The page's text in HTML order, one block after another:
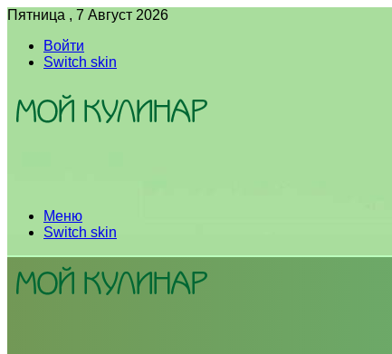
Пятница , 7 Август 2026
Войти
Switch skin
Меню
Switch skin